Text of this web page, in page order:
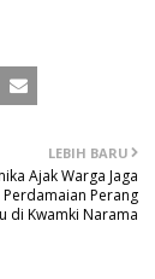
LEBIH BARU
Ajak Warga Jaga
Perang
di Kwamki Narama